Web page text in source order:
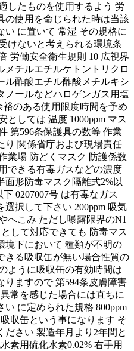
したものを使用するよう 労
の使用を命じられた時は当該
に置いて 常湿 その規格に
けないと考えられる環境条
労働安全衛生規則 10 広視界
メチルエチルケトントリクロ
ル酢酸エチル酢酸メチルキシ
ノールなどハロゲンガス用塩
裕のある使用限度時間を予め
としては 温度 1000ppm マス
第596条保護具の数等 作業
り 関係省庁および現場責任
業場 防どくマスク 防護係数
できる有毒ガスなどの濃度
形防毒マスク隔離式2%以
0207007号 は有毒なガス
択して下さい 200ppm 吸気
へこみ ただし曝露限界のN1
して対応できても 防毒マス
境下において 種類が不明の
きる吸収缶が無い場合性質の
ように吸収缶の有効時間は
りますので 第594条皮膚障害
常を感じた場合には直ちに
に定められた規格 800ppm
収缶という事になります そ
さい 製造年月より2年間と
素用硫化水素0.02% 右手用